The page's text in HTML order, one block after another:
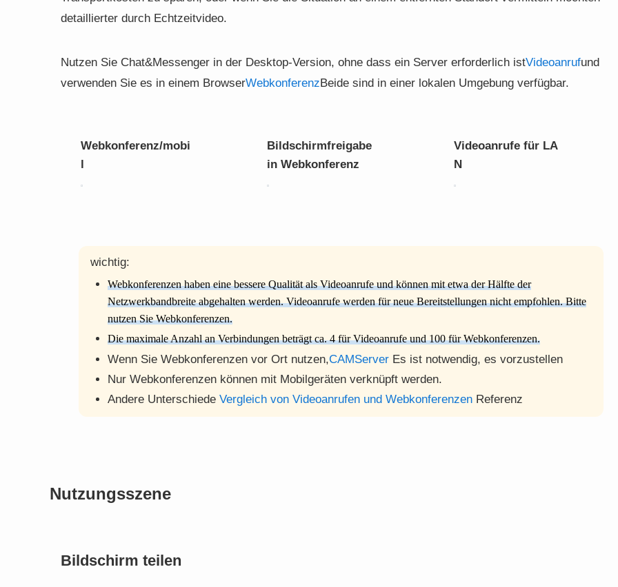
detaillierter durch Echtzeitvideo.
Nutzen Sie Chat&Messenger in der Desktop-Version, ohne dass ein Server erforderlich istVideoanrufund
verwenden Sie es in einem BrowserWebkonferenz Beide sind in einer lokalen Umgebung verfügbar.
Webkonferenz/mobi
Bildschirmfreigabe
in Webkonferenz
Videoanrufe für LA
N
wichtig:
Webkonferenzen haben eine bessere Qualität als Videoanrufe und können mit etwa der Hälfte der
Netzwerkbandbreite abgehalten werden. Videoanrufe werden für neue Bereitstellungen nicht empfohlen. Bitte
nutzen Sie Webkonferenzen.
Die maximale Anzahl an Verbindungen beträgt ca. 4 für Videoanrufe und 100 für Webkonferenzen.
Wenn Sie Webkonferenzen vor Ort nutzen,CAMServer Es ist notwendig, es vorzustellen
Nur Webkonferenzen können mit Mobilgeräten verknüpft werden.
Andere Unterschiede Vergleich von Videoanrufen und Webkonferenzen Referenz
Nutzungsszene
Bildschirm teilen